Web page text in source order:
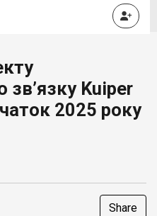
Kuiper
2025 року
Share